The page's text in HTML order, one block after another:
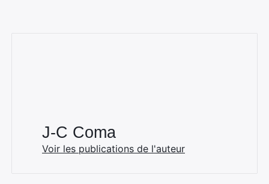
J-C Coma
Voir les publications de l'auteur